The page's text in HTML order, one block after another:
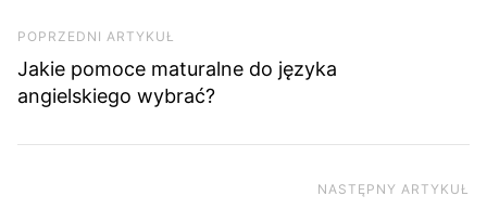
Poprzedni artykuł
POPRZEDNI ARTYKUŁ
Jakie pomoce maturalne do języka
angielskiego wybrać?
NASTĘPNY ARTYKUŁ